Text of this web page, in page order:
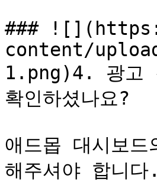
###
content/
1.png)4. 광고
확인하셨나요?
애드몹 대시보
해주셔야 합니다.